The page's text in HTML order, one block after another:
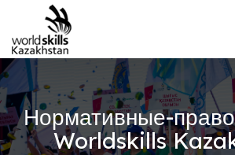
Нормативные-
Worldskills